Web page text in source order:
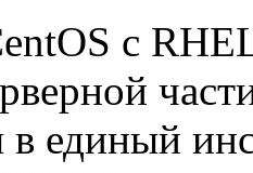
с
единый